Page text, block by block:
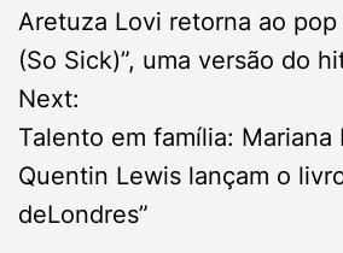
o
s
t
n
Aretuza Lovi retorna ao pop
(So Sick)”, uma versão do
Next:
Talento em família: Mariana
Quentin Lewis lançam o
deLondres”